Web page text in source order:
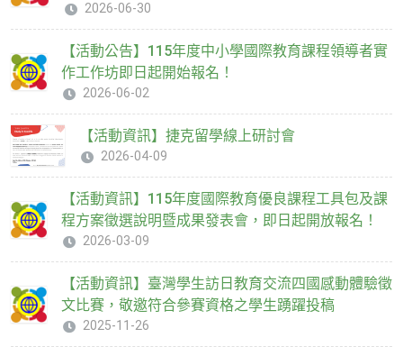
2026-06-30
【活動公告】115年度中小學國際教育課程領導者實
作工作坊即日起開始報名！
2026-06-02
【活動資訊】捷克留學線上研討會
2026-04-09
【活動資訊】115年度國際教育優良課程工具包及課
程方案徵選說明暨成果發表會，即日起開放報名！
2026-03-09
【活動資訊】臺灣學生訪日教育交流四國感動體驗徵
文比賽，敬邀符合參賽資格之學生踴躍投稿
2025-11-26